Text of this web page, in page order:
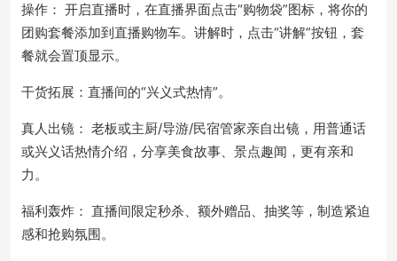
操作： 开启直播时，在直播界面点击“购物袋”图标，将你的
团购套餐添加到直播购物车。讲解时，点击“讲解”按钮，套
餐就会置顶显示。
干货拓展：直播间的“兴义式热情”。
真人出镜： 老板或主厨/导游/民宿管家亲自出镜，用普通话
或兴义话热情介绍，分享美食故事、景点趣闻，更有亲和
力。
福利轰炸： 直播间限定秒杀、额外赠品、抽奖等，制造紧迫
感和抢购氛围。